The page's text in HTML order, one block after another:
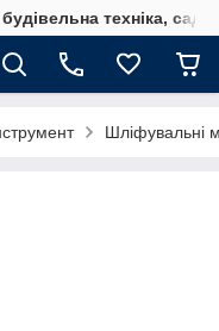
техніка,
Шліфувальні